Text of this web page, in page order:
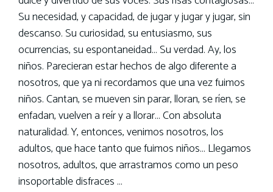
Su necesidad, y capacidad, de jugar y jugar y jugar, sin
descanso. Su curiosidad, su entusiasmo, sus
ocurrencias, su espontaneidad… Su verdad. Ay, los
niños. Parecieran estar hechos de algo diferente a
nosotros, que ya ni recordamos que una vez fuimos
niños. Cantan, se mueven sin parar, lloran, se ríen, se
enfadan, vuelven a reír y a llorar… Con absoluta
naturalidad. Y, entonces, venimos nosotros, los
adultos, que hace tanto que fuimos niños… Llegamos
nosotros, adultos, que arrastramos como un peso
insoportable disfraces …